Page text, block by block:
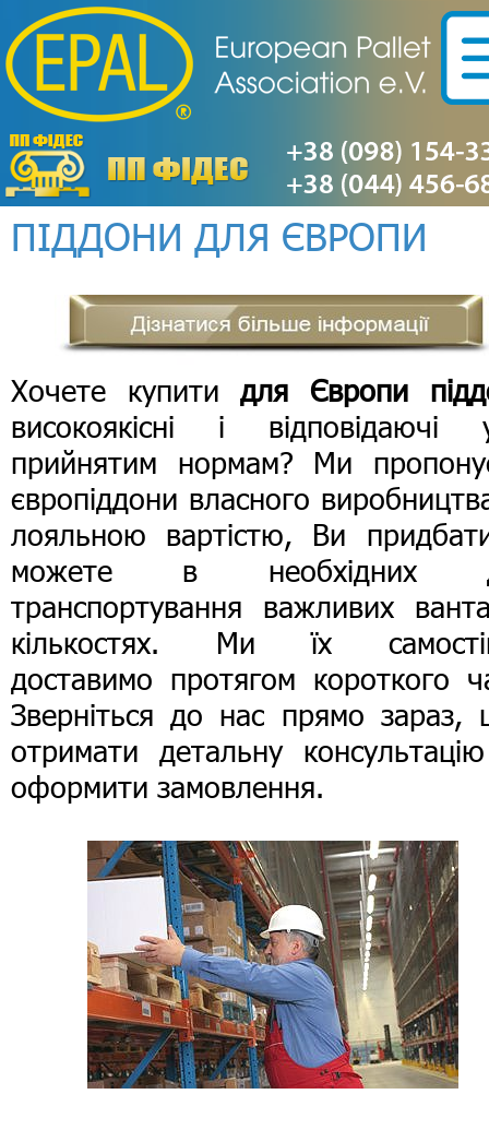
ПІДДОНИ ДЛЯ ЄВРОПИ
Хочете купитидля Європи
високоякісні і відповідаючі
прийнятим нормам? Ми
європіддони власного
лояльною вартістю, Ви
можете в необхідних
транспортування важливих
кількостях. Ми їх
доставимо протягом короткого
Зверніться до нас прямо зараз,
отримати детальну
оформити замовлення.